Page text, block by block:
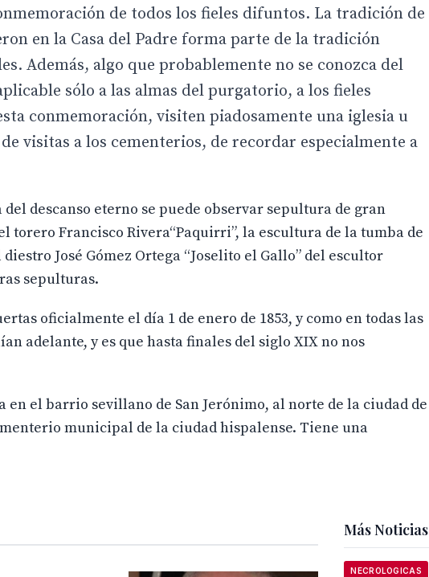
de todos los fieles difuntos. La tradición de
en la Casa del Padre forma parte de la tradición
Además, algo que probablemente no se conozca del
sólo a las almas del purgatorio, a los fieles
conmemoración, visiten piadosamente una iglesia u
visitas a los cementerios, de recordar especialmente a
descanso eterno se puede observar sepultura de gran
torero Francisco Rivera“Paquirri”, la escultura de la tumba de
José Gómez Ortega “Joselito el Gallo” del escultor
sepulturas.
oficialmente el día 1 de enero de 1853, y como en todas las
adelante, y es que hasta finales del siglo XIX no nos
en el barrio sevillano de San Jerónimo, al norte de la ciudad de
municipal de la ciudad hispalense.​ Tiene una
Más Noticias
NECROLOGICAS